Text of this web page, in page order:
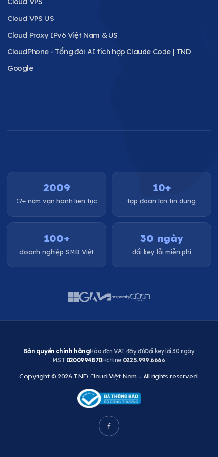
Cloud VPS
Cloud VPS US
Cloud Proxy IPv6 Việt Nam & US
CloudPhone - Tổng đài AI tích hợp Claude Code | TND
Google
2009
17+ năm vận hành liên tục
10+
tập đoàn lớn tin dùng
100+
doanh nghiệp SMB Việt
30 ngày
đổi key lỗi miễn phí
Bản quyền chính hãngHóa đơn VAT đầy đủĐổi key lỗi 30 ngày
MST 0200994870Hotline 0225.999.6666
Copyright © 2026 TND Cloud Việt Nam - All rights reserved.